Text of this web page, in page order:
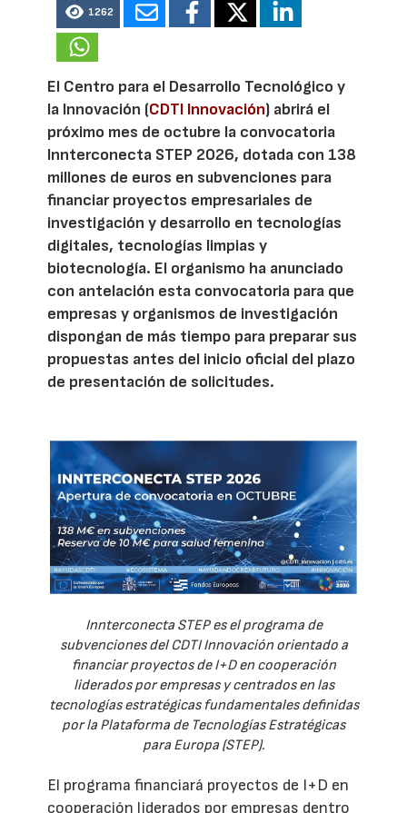
1262
El Centro para el Desarrollo Tecnológico y
la Innovación (CDTI Innovación) abrirá el
próximo mes de octubre la convocatoria
Innterconecta STEP 2026, dotada con 138
millones de euros en subvenciones para
financiar proyectos empresariales de
investigación y desarrollo en tecnologías
digitales, tecnologías limpias y
biotecnología. El organismo ha anunciado
con antelación esta convocatoria para que
empresas y organismos de investigación
dispongan de más tiempo para preparar sus
propuestas antes del inicio oficial del plazo
de presentación de solicitudes.
Innterconecta STEP es el programa de
subvenciones del CDTI Innovación orientado a
financiar proyectos de I+D en cooperación
liderados por empresas y centrados en las
tecnologías estratégicas fundamentales definidas
por la Plataforma de Tecnologías Estratégicas
para Europa (STEP).
El programa financiará proyectos de I+D en
cooperación liderados por empresas dentro